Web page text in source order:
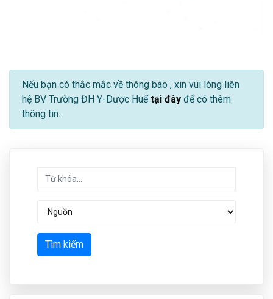
Nếu bạn có thắc mắc về thông báo , xin vui lòng liên
hệ BV Trường ĐH Y-Dược Huếtại đây để có thêm
thông tin.
Tìm kiếm